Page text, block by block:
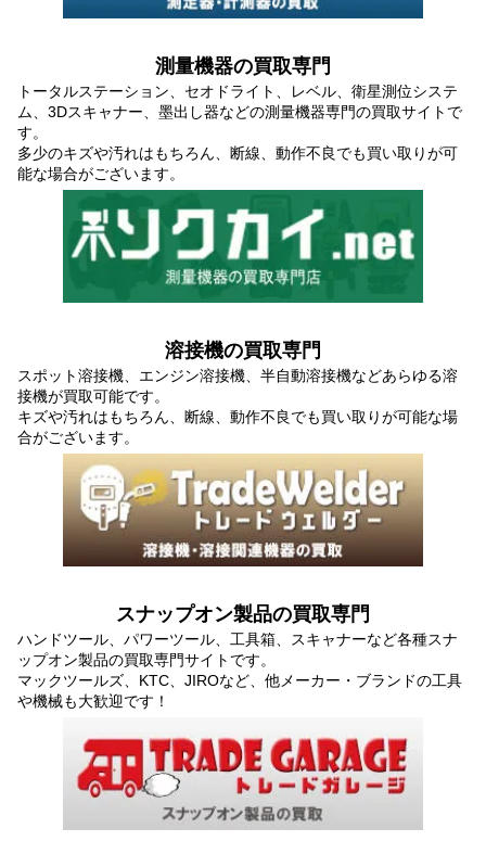
測量機器の買取専門
トータルステーション、セオドライト、レベル、衛星測位システ
ム、3Dスキャナー、墨出し器などの測量機器専門の買取サイトで
す。
多少のキズや汚れはもちろん、断線、動作不良でも買い取りが可
能な場合がございます。
溶接機の買取専門
スポット溶接機、エンジン溶接機、半自動溶接機などあらゆる溶
接機が買取可能です。
キズや汚れはもちろん、断線、動作不良でも買い取りが可能な場
合がございます。
スナップオン製品の買取専門
ハンドツール、パワーツール、工具箱、スキャナーなど各種スナ
ップオン製品の買取専門サイトです。
マックツールズ、KTC、JIROなど、他メーカー・ブランドの工具
や機械も大歓迎です！